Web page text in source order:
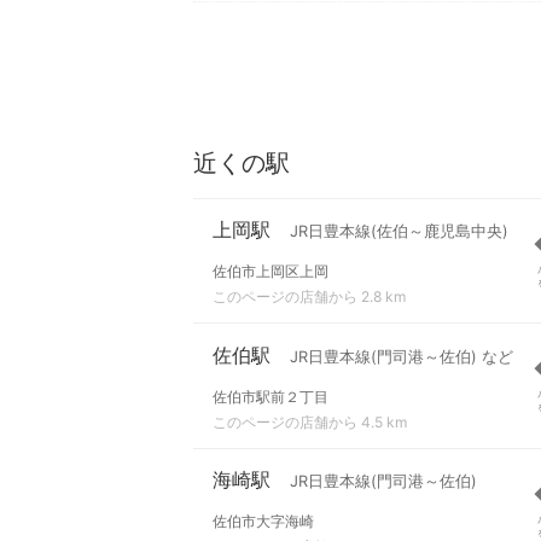
近くの駅
上岡駅 JR日豊本線(佐伯～鹿児島中央)
佐伯市上岡区上岡
このページの店舗から 2.8 km
佐伯駅 JR日豊本線(門司港～佐伯) など
佐伯市駅前２丁目
このページの店舗から 4.5 km
海崎駅 JR日豊本線(門司港～佐伯)
佐伯市大字海崎